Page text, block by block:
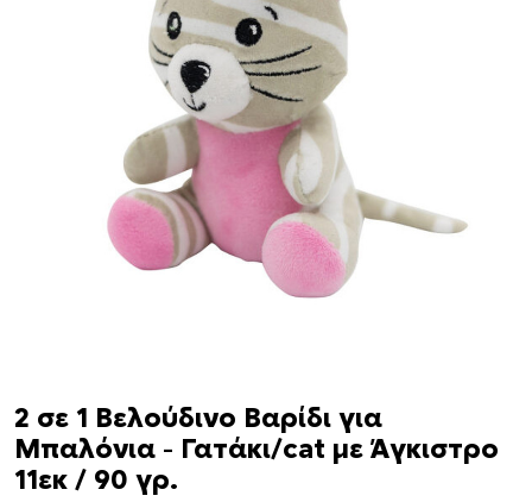
2 σε 1 Βελούδινο Βαρίδι για
Μπαλόνια – Γατάκι/cat με Άγκιστρο
11εκ / 90 γρ.